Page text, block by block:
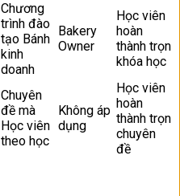
Chương
trình đào
tạo Bánh
kinh
doanh
Bakery
Owner
Học viên
hoàn
thành trọn
khóa học
Chuyên
đề mà
Học viên
theo học
Không áp
dụng
Học viên
hoàn
thành trọn
chuyên
đề